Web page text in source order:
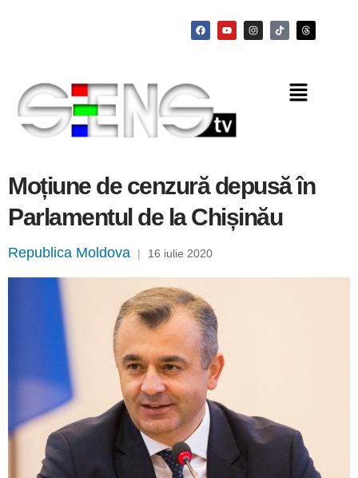
Moțiune de cenzură depusă în
Parlamentul de la Chișinău
Republica Moldova | 16 iulie 2020